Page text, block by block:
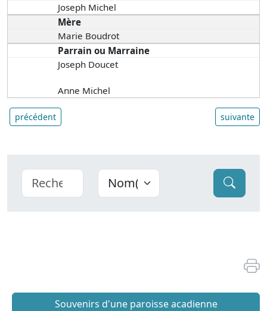
Joseph Michel
Mère
Marie Boudrot
Parrain ou Marraine
Joseph Doucet
Anne Michel
précédent suivante
Souvenirs d'une paroisse acadienne